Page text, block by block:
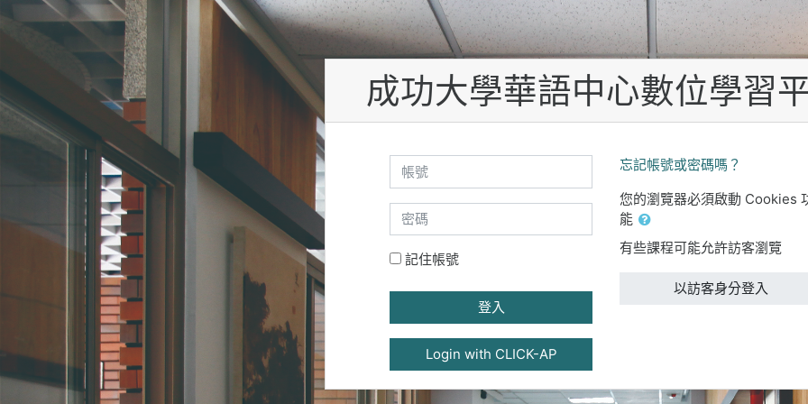
跳至主內容
成功大學華語中心數位學習
帳號
密碼
記住帳號
登入
Login with CLICK-AP
忘記帳號或密碼嗎？
您的瀏覽器必須啟動 Cookies
能
有些課程可能允許訪客瀏覽
以訪客身分登入